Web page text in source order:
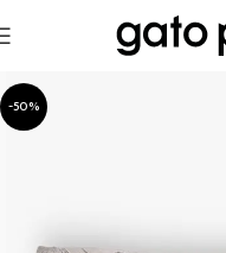
-50%